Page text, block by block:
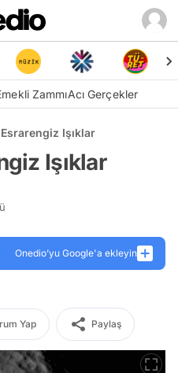
ZammıAcı Gerçekler
Işıklar
Işıklar
Onedio’yu Google'a ekleyin
Yap Paylaş